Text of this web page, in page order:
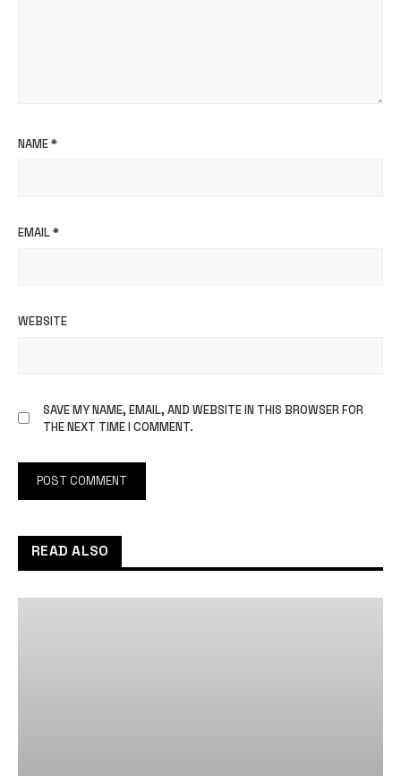
NAME*
EMAIL*
WEBSITE
SAVE MY NAME, EMAIL, AND WEBSITE IN THIS BROWSER FOR
THE NEXT TIME I COMMENT.
READ ALSO